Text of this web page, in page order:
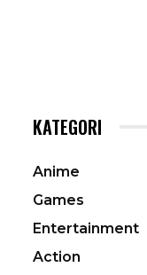
KATEGORI
Anime
Games
Entertainment
Action